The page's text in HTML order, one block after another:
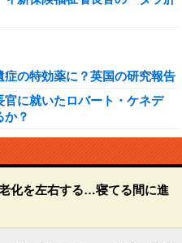
の特効薬に？英国の研究報告
に就いたロバート・ケネデ
か？
化を左右する…寝てる間に進